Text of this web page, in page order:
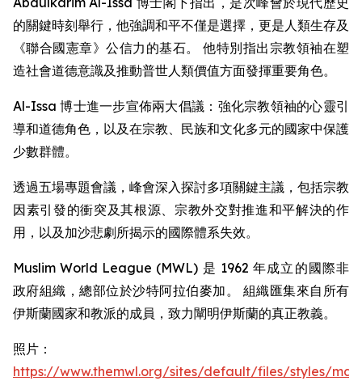
的關鍵時刻舉行，他強調和平不僅是選擇，更是人類生存及
《聯合國憲章》公信力的基石。 他特別指出宗教領袖在塑
造社會道德意識及推動普世人類價值方面發揮重要角色。
Al-Issa 博士進一步宣佈兩大倡議：強化宗教領袖的心靈引
導和道德角色，以及在宗教、民族和文化多元的國家中保護
少數群體。
透過五場專題會議，峰會深入探討多項關鍵主議，包括宗教
因素引發的衝突及其根源、宗教外交對推進和平解決的作
用，以及加沙悲劇所揭示的國際體系失效。
Muslim World League (MWL) 是 1962 年成立的國際非
政府組織，總部位於沙特阿拉伯麥加。 組織匯集來自所有
伊斯蘭國家和教派的成員，致力闡明伊斯蘭的真正教義。
照片：
https://www.themwl.org/sites/default/files/styles/